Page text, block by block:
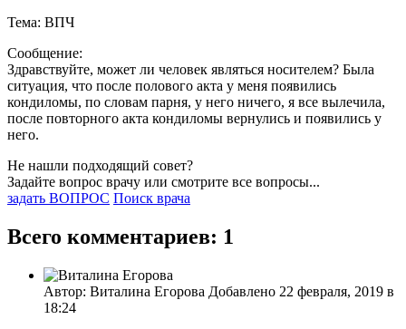
Тема: ВПЧ
Сообщение:
Здравствуйте, может ли человек являться носителем? Была
ситуация, что после полового акта у меня появились
кондиломы, по словам парня, у него ничего, я все вылечила,
после повторного акта кондиломы вернулись и появились у
него.
Не нашли подходящий совет?
Задайте вопрос врачу или смотрите все вопросы...
задать ВОПРОС Поиск врача
Всего комментариев: 1
Автор: Виталина Егорова Добавлено 22 февраля, 2019 в
18:24